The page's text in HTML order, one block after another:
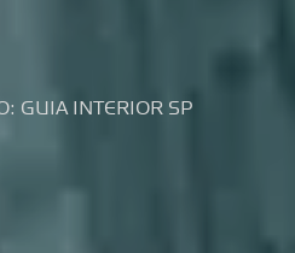
GUIA INTERIOR SP